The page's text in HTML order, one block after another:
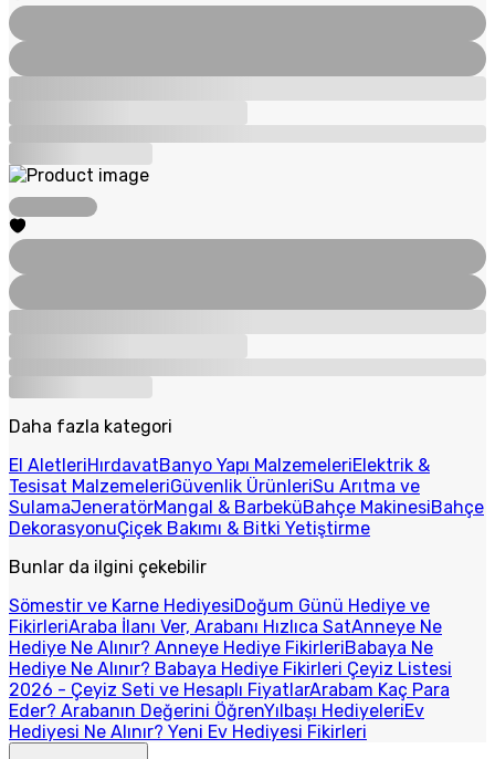
Daha fazla kategori
El AletleriHırdavatBanyo Yapı MalzemeleriElektrik &
Tesisat MalzemeleriGüvenlik ÜrünleriSu Arıtma ve
SulamaJeneratörMangal & BarbeküBahçe MakinesiBahçe
DekorasyonuÇiçek Bakımı & Bitki Yetiştirme
Bunlar da ilgini çekebilir
Sömestir ve Karne HediyesiDoğum Günü Hediye ve
FikirleriAraba İlanı Ver, Arabanı Hızlıca SatAnneye Ne
Hediye Ne Alınır? Anneye Hediye FikirleriBabaya Ne
Hediye Ne Alınır? Babaya Hediye Fikirleri Çeyiz Listesi
2026 - Çeyiz Seti ve Hesaplı FiyatlarArabam Kaç Para
Eder? Arabanın Değerini ÖğrenYılbaşı HediyeleriEv
Hediyesi Ne Alınır? Yeni Ev Hediyesi Fikirleri